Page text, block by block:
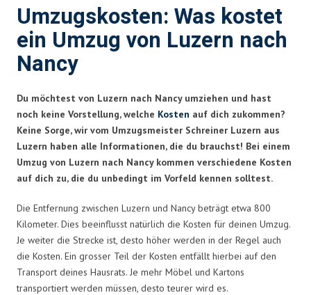
Umzugskosten: Was kostet
ein Umzug von Luzern nach
Nancy
Du möchtest von Luzern nach Nancy umziehen und hast
noch keine Vorstellung, welche Kosten auf dich zukommen?
Keine Sorge, wir vom Umzugsmeister Schreiner Luzern aus
Luzern haben alle Informationen, die du brauchst! Bei einem
Umzug von Luzern nach Nancy kommen verschiedene Kosten
auf dich zu, die du unbedingt im Vorfeld kennen solltest.
Die Entfernung zwischen Luzern und Nancy beträgt etwa 800
Kilometer. Dies beeinflusst natürlich die Kosten für deinen Umzug.
Je weiter die Strecke ist, desto höher werden in der Regel auch
die Kosten. Ein grosser Teil der Kosten entfällt hierbei auf den
Transport deines Hausrats. Je mehr Möbel und Kartons
transportiert werden müssen, desto teurer wird es.